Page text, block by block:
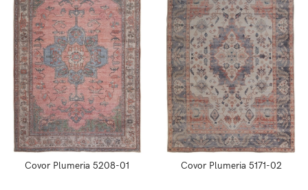
Covor Plumeria 5208-01 Covor Plumeria 5171-02